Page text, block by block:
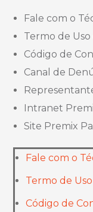
Fale com o
Termo de
Código de
Canal de
Intranet
Site Premix
Fale com o
Termo de
Código de